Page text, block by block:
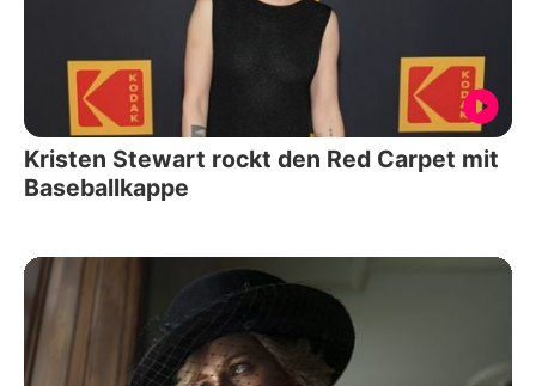
Kristen Stewart rockt den Red Carpet mit
Baseballkappe